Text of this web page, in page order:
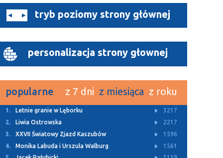
tryb poziomy strony głównej
personalizacja strony głownej
popularne z 7 dni z miesiąca z roku
1. Letnie granie w Lęborku
3217
2.
Liwia Ostrowska
2217
3.
XXVII Światowy Zjazd Kaszubów
1596
4.
Monika Labuda i Urszula Walburg
1561